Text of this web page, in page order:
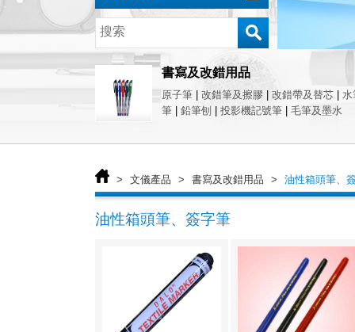
書寫及改錯用品
原子筆 改錯筆及擦膠 改錯帶及替芯
水
筆
鉛筆刨 投影機記號筆 毛筆及墨水
> 文儀產品 > 書寫及改錯用品 > 油性箱頭筆、
油性箱頭筆、簽字筆